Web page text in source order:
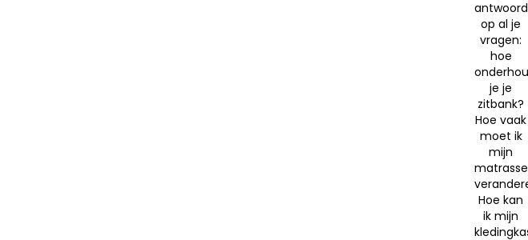
op al je
vragen:
hoe
je je
zitbank?
Hoe vaak
moet ik
mijn
Hoe kan
ik mijn